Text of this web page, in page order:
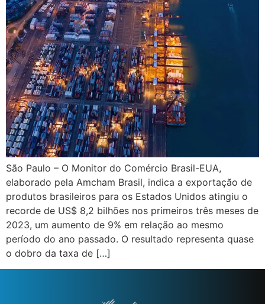
São Paulo – O Monitor do Comércio Brasil-EUA,
elaborado pela Amcham Brasil, indica a exportação de
produtos brasileiros para os Estados Unidos atingiu o
recorde de US$ 8,2 bilhões nos primeiros três meses de
2023, um aumento de 9% em relação ao mesmo
período do ano passado. O resultado representa quase
o dobro da taxa de […]